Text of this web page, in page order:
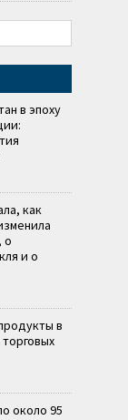
в эпоху
как
о
и о
в
около 95